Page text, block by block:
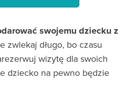
swojemu dziecku z
zwlekaj długo, bo czasu
wizytę dla swoich
dziecko na pewno będzie